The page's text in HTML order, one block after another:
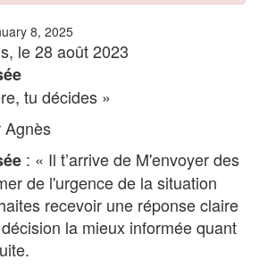
8, 2025
le 28 août 2023
tu décides »
Agnès
: « Il t’arrive de M'envoyer des
de l'urgence de la situation
recevoir une réponse claire
la mieux informée quant